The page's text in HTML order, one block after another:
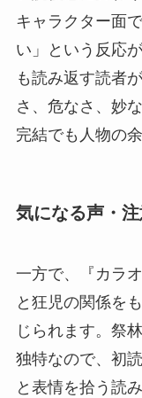
キャラクター面
い」という反応
も読み返す読者
さ、危なさ、妙
完結でも人物の
気になる声・
一方で、『カラ
と狂児の関係を
じられます。祭
独特なので、初
と表情を拾う読